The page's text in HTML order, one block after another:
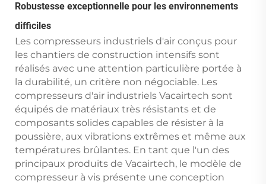
Robustesse exceptionnelle pour les environnements
difficiles
Les compresseurs industriels d'air conçus pour
les chantiers de construction intensifs sont
réalisés avec une attention particulière portée à
la durabilité, un critère non négociable. Les
compresseurs d'air industriels Vacairtech sont
équipés de matériaux très résistants et de
composants solides capables de résister à la
poussière, aux vibrations extrêmes et même aux
températures brûlantes. En tant que l'un des
principaux produits de Vacairtech, le modèle de
compresseur à vis présente une conception